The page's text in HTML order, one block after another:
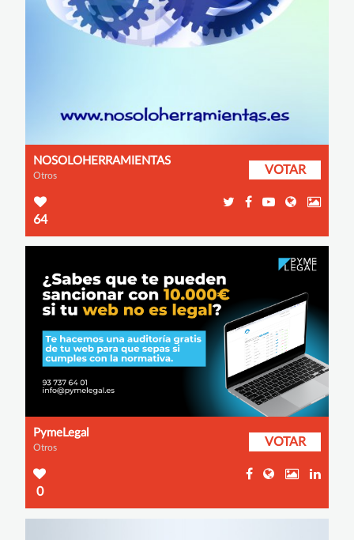
NOSOLOHERRAMIENTAS
Otros VOTAR
64
PymeLegal
Otros VOTAR
0